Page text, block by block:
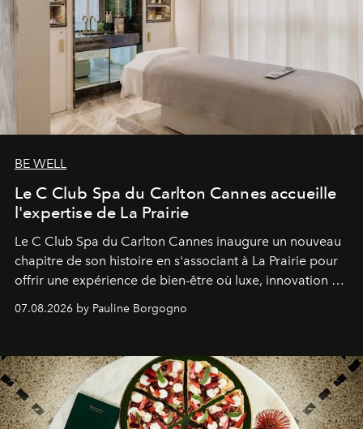
BE WELL
Le C Club Spa du Carlton Cannes accueille
l'expertise de La Prairie
Le C Club Spa du Carlton Cannes inaugure un nouveau
chapitre de son histoire en s'associant à La Prairie pour
offrir une expérience de bien-être où luxe, innovation et
expertise se rencontrent.
07.08.2026 by Pauline Borgogno